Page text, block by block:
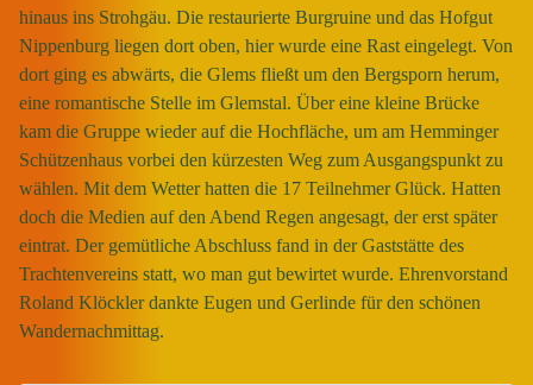
hinaus ins Strohgäu. Die restaurierte Burgruine und das Hofgut
Nippenburg liegen dort oben, hier wurde eine Rast eingelegt. Von
dort ging es abwärts, die Glems fließt um den Bergsporn herum,
eine romantische Stelle im Glemstal. Über eine kleine Brücke
kam die Gruppe wieder auf die Hochfläche, um am Hemminger
Schützenhaus vorbei den kürzesten Weg zum Ausgangspunkt zu
wählen. Mit dem Wetter hatten die 17 Teilnehmer Glück. Hatten
doch die Medien auf den Abend Regen angesagt, der erst später
eintrat. Der gemütliche Abschluss fand in der Gaststätte des
Trachtenvereins statt, wo man gut bewirtet wurde. Ehrenvorstand
Roland Klöckler dankte Eugen und Gerlinde für den schönen
Wandernachmittag.